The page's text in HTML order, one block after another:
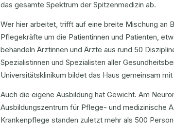
das gesamte Spektrum der Spitzenmedizin ab.
Wer hier arbeitet, trifft auf eine breite Mischung an
Pflegekräfte um die Patientinnen und Patienten,
behandeln Ärztinnen und Ärzte aus rund 50
Spezialistinnen und Spezialisten aller
Universitätsklinikum bildet das Haus gemeinsam
Auch die eigene Ausbildung hat Gewicht. Am
Ausbildungszentrum für Pflege- und medizinische
Krankenpflege standen zuletzt mehr als 500